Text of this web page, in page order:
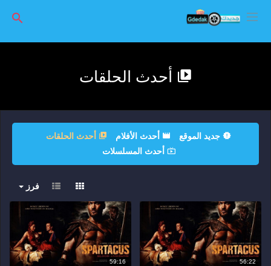
أحدث الحلقات
جديد الموقع أحدث الأفلام
أحدث الحلقات
أحدث المسلسلات
فرز
56:22
59:16